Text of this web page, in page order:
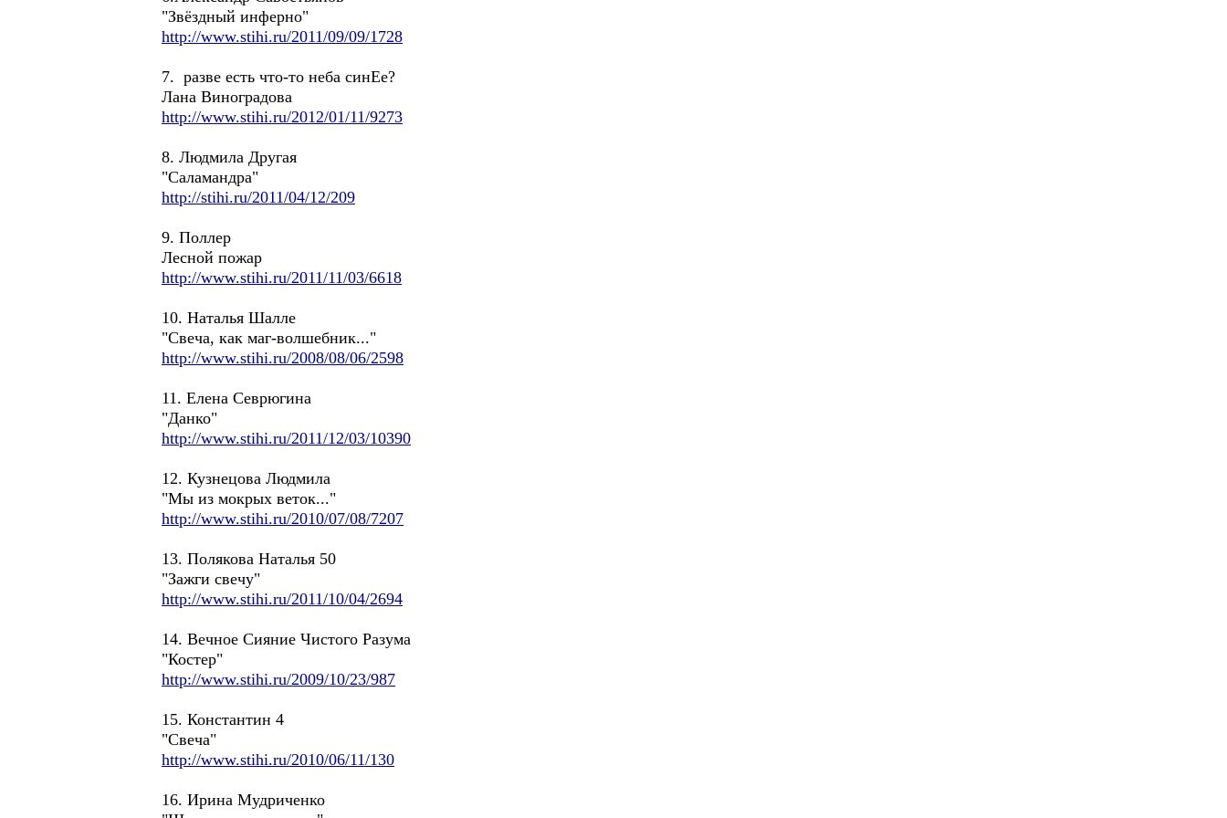
"Звёздный инферно"
http://www.stihi.ru/2011/09/09/1728
7. разве есть что-то неба синЕе?
Лана Виноградова
http://www.stihi.ru/2012/01/11/9273
8. Людмила Другая
"Саламандра"
http://stihi.ru/2011/04/12/209
9. Поллер
Лесной пожар
http://www.stihi.ru/2011/11/03/6618
10. Наталья Шалле
"Свеча, как маг-волшебник..."
http://www.stihi.ru/2008/08/06/2598
11. Елена Севрюгина
"Данко"
http://www.stihi.ru/2011/12/03/10390
12. Кузнецова Людмила
"Мы из мокрых веток..."
http://www.stihi.ru/2010/07/08/7207
13. Полякова Наталья 50
"Зажги свечу"
http://www.stihi.ru/2011/10/04/2694
14. Вечное Сияние Чистого Разума
"Костер"
http://www.stihi.ru/2009/10/23/987
15. Константин 4
"Свеча"
http://www.stihi.ru/2010/06/11/130
16. Ирина Мудриченко